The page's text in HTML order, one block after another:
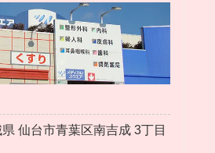
仙台市青葉区南吉成 3丁目